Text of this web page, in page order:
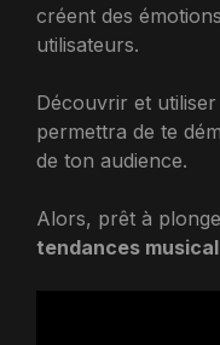
créent des
utilisateurs.
Découvrir et utiliser
permettra de te
de ton audience.
Alors, prêt à
tendances